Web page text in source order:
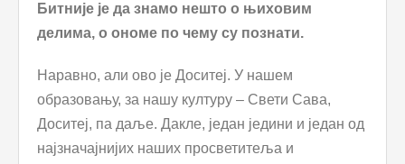
Битније је да знамо нешто о њиховим
делима, о ономе по чему су познати.
Наравно, али ово је Доситеј. У нашем
образовању, за нашу културу – Свети Сава,
Доситеј, па даље. Дакле, један једини и један од
најзначајнијих наших просветитеља и